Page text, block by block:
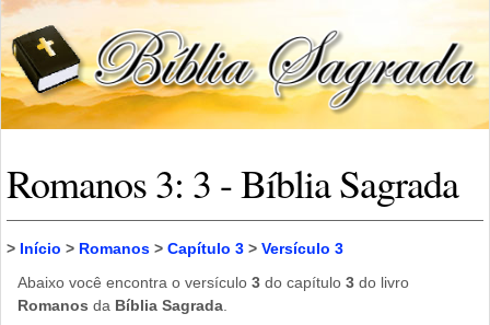
Romanos 3: 3 - Bíblia Sagrada
> Início > Romanos > Capítulo 3 > Versículo 3
Abaixo você encontra o versículo 3 do capítulo 3 do livro
Romanos da Bíblia Sagrada